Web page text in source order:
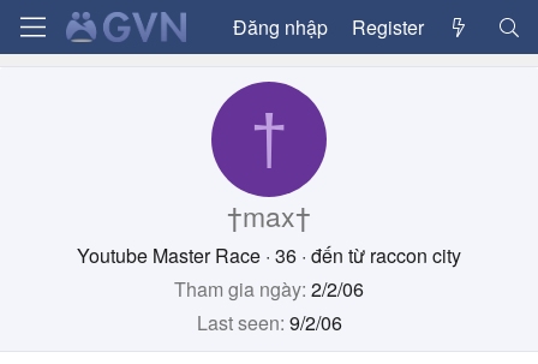
Đăng nhập Register
†
†max†
Youtube Master Race · 36 · đến từ raccon city
Tham gia ngày 2/2/06
Last seen 9/2/06